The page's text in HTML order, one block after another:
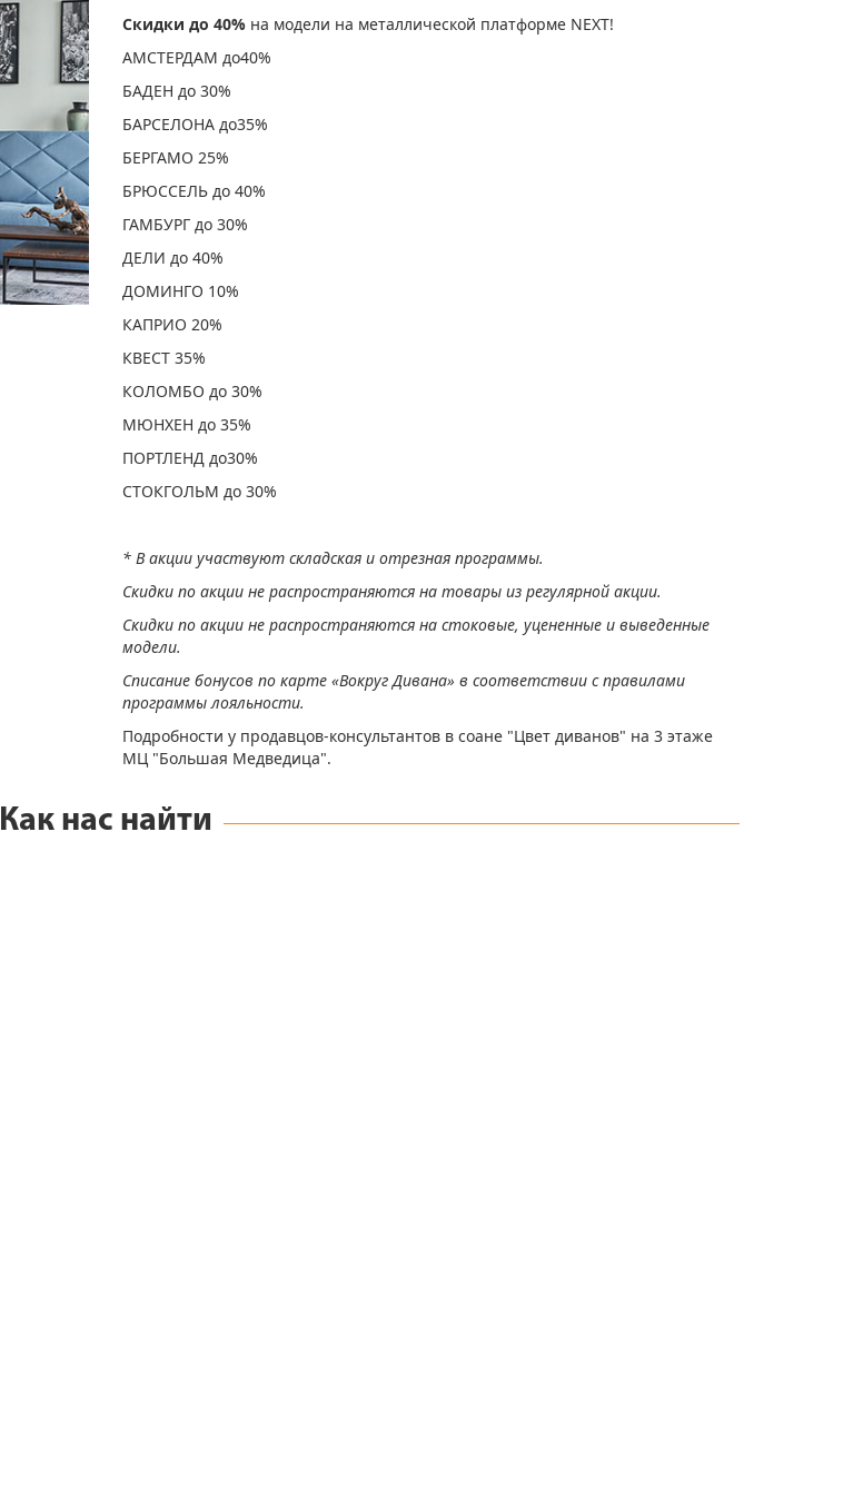
Скидки до 40% на модели на металлической платформе NEXT!
АМСТЕРДАМ до40%
БАДЕН до 30%
БАРСЕЛОНА до35%
БЕРГАМО 25%
БРЮССЕЛЬ до 40%
ГАМБУРГ до 30%
ДЕЛИ до 40%
ДОМИНГО 10%
КАПРИО 20%
КВЕСТ 35%
КОЛОМБО до 30%
МЮНХЕН до 35%
ПОРТЛЕНД до30%
СТОКГОЛЬМ до 30%
* В акции участвуют складская и отрезная программы.
Скидки по акции не распространяются на товары из регулярной акции.
Скидки по акции не распространяются на стоковые, уцененные и выведенные
модели.
Списание бонусов по карте «Вокруг Дивана» в соответствии с правилами
программы лояльности.
Подробности у продавцов-консультантов в соане "Цвет диванов" на 3 этаже
МЦ "Большая Медведица".
Как нас найти